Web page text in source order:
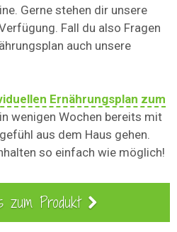
Gerne stehen dir unsere
Fall du also Fragen
auch unsere
Ernährungsplan zum
wenigen Wochen bereits mit
aus dem Haus gehen.
so einfach wie möglich!
Produkt